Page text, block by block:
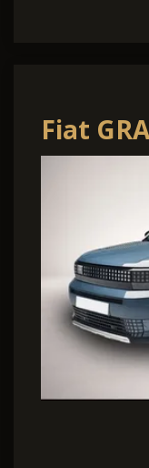
Fiat